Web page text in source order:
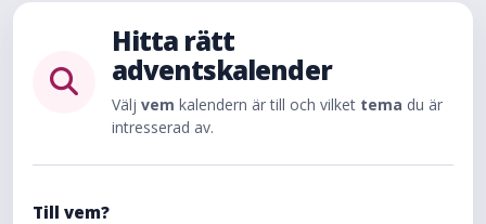
Hitta rätt
adventskalender
Välj vem kalendern är till och vilket tema du är
intresserad av.
Till vem?